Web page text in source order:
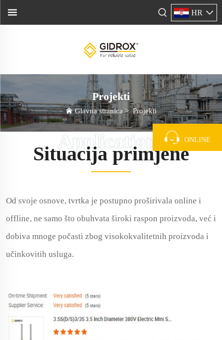
HR
Projekti
Glavna stranica >Projekti
Situacija primjene
Od svoje osnove, tvrtka je postupno proširivala online i
offline, ne samo što obuhvata široki raspon proizvoda, već i
dobiva mnoge počasti zbog visokokvalitetnih proizvoda i
učinkovitih usluga.
ONLINE